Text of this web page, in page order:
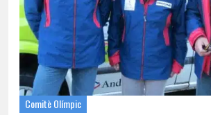
Comitè Olímpic